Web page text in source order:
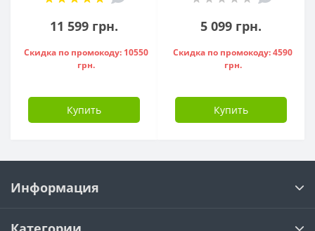
11 599 грн.
Скидка по промокоду: 10550
грн.
Купить
5 099 грн.
Скидка по промокоду: 4590
грн.
Купить
Информация